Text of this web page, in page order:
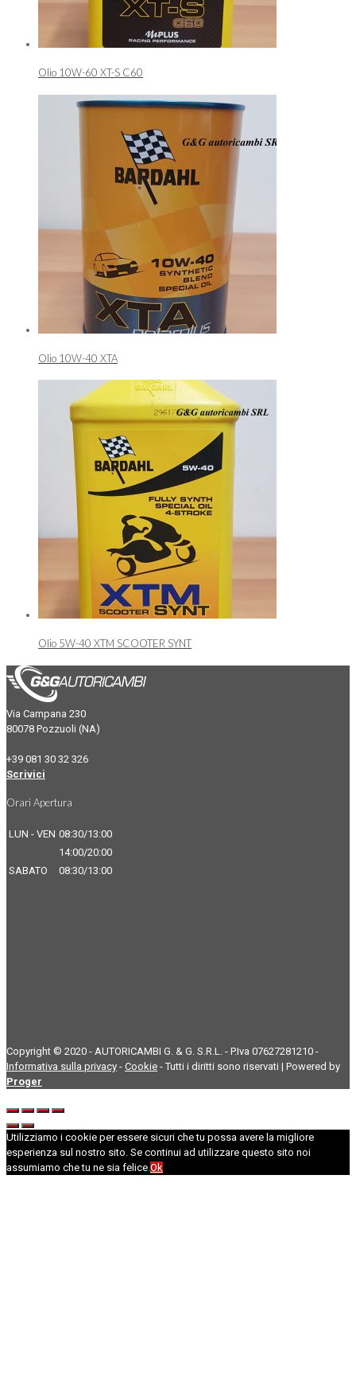
Olio 10W-60 XT-S C60
Olio 10W-40 XTA
Olio 5W-40 XTM SCOOTER SYNT
Via Campana 230
80078 Pozzuoli (NA)
+39 081 30 32 326
Scrivici
Orari Apertura
LUN - VEN 08:30/13:00
14:00/20:00
SABATO
08:30/13:00
Copyright © 2020 - AUTORICAMBI G. & G. S.R.L. - P.Iva 07627281210 -
Informativa sulla privacy - Cookie - Tutti i diritti sono riservati | Powered by
Proger
Utilizziamo i cookie per essere sicuri che tu possa avere la migliore
esperienza sul nostro sito. Se continui ad utilizzare questo sito noi
assumiamo che tu ne sia felice.Ok